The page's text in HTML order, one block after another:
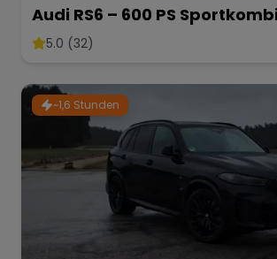
Audi RS6 – 600 PS Sportkombi
5.0 (32)
~1,6 Stunden